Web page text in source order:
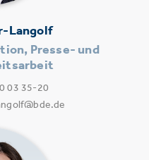
Langolf
Presse- und
03 35-20